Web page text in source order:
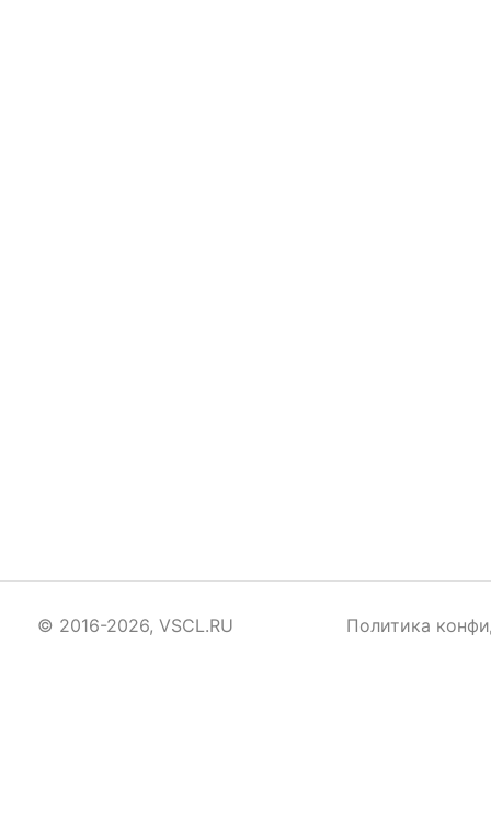
© 2016-2026, VSCL.RU Политика